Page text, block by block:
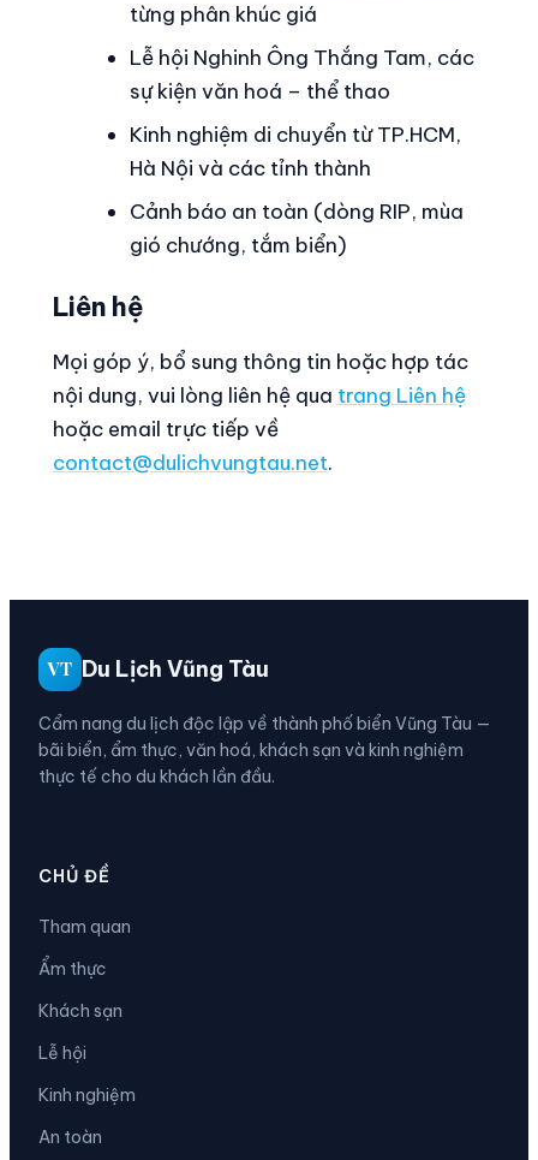
từng phân khúc giá
Lễ hội Nghinh Ông Thắng Tam, các
sự kiện văn hoá – thể thao
Kinh nghiệm di chuyển từ TP.HCM,
Hà Nội và các tỉnh thành
Cảnh báo an toàn (dòng RIP, mùa
gió chướng, tắm biển)
Liên hệ
Mọi góp ý, bổ sung thông tin hoặc hợp tác
nội dung, vui lòng liên hệ qua trang Liên hệ
hoặc email trực tiếp về
contact@dulichvungtau.net.
VT Du Lịch Vũng Tàu
Cẩm nang du lịch độc lập về thành phố biển Vũng Tàu —
bãi biển, ẩm thực, văn hoá, khách sạn và kinh nghiệm
thực tế cho du khách lần đầu.
CHỦ ĐỀ
Tham quan
Ẩm thực
Khách sạn
Lễ hội
Kinh nghiệm
An toàn